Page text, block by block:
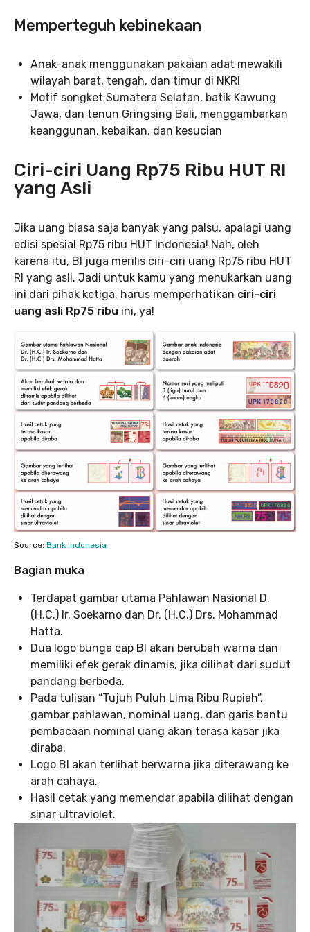
Memperteguh kebinekaan
Anak-anak menggunakan pakaian adat mewakili
wilayah barat, tengah, dan timur di NKRI
Motif songket Sumatera Selatan, batik Kawung
Jawa, dan tenun Gringsing Bali, menggambarkan
keanggunan, kebaikan, dan kesucian
Ciri-ciri Uang Rp75 Ribu HUT RI
yang Asli
Jika uang biasa saja banyak yang palsu, apalagi uang
edisi spesial Rp75 ribu HUT Indonesia! Nah, oleh
karena itu, BI juga merilis ciri-ciri uang Rp75 ribu HUT
RI yang asli. Jadi untuk kamu yang menukarkan uang
ini dari pihak ketiga, harus memperhatikan ciri-ciri
uang asli Rp75 ribu ini, ya!
Source: Bank Indonesia
Bagian muka
Terdapat gambar utama Pahlawan Nasional D.
(H.C.) Ir. Soekarno dan Dr. (H.C.) Drs. Mohammad
Hatta.
Dua logo bunga cap BI akan berubah warna dan
memiliki efek gerak dinamis, jika dilihat dari sudut
pandang berbeda.
Pada tulisan “Tujuh Puluh Lima Ribu Rupiah”,
gambar pahlawan, nominal uang, dan garis bantu
pembacaan nominal uang akan terasa kasar jika
diraba.
Logo BI akan terlihat berwarna jika diterawang ke
arah cahaya.
Hasil cetak yang memendar apabila dilihat dengan
sinar ultraviolet.